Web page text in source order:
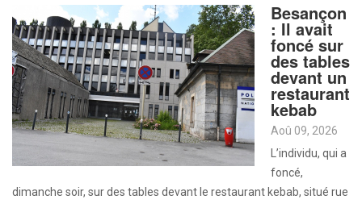
Besançon
: Il avait
foncé sur
des tables
devant un
restaurant
kebab
Aoû 09, 2026
L’individu, qui a
foncé,
dimanche soir, sur des tables devant le restaurant kebab, situé rue